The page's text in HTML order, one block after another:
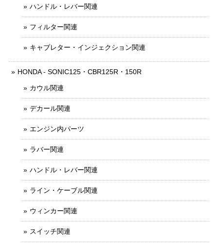
ハンドル・レバー関連
フィルター関連
キャブレター・インジェクション関連
HONDA - SONIC125・CBR125R・150R
カウル関連
デカール関連
エンジン内パーツ
ラバー関連
ハンドル・レバー関連
ライン・ケーブル関連
ウィンカー関連
スイッチ関連